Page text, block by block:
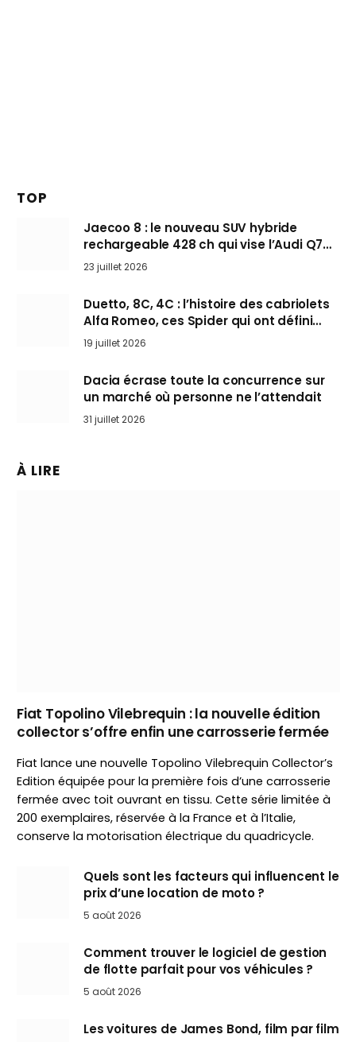
TOP
Jaecoo 8 : le nouveau SUV hybride
rechargeable 428 ch qui vise l’Audi Q7
arrive en Europe cet automne
23 juillet 2026
Duetto, 8C, 4C : l’histoire des cabriolets
Alfa Romeo, ces Spider qui ont défini
l’art de rouler cheveux au vent
19 juillet 2026
Dacia écrase toute la concurrence sur
un marché où personne ne l’attendait
31 juillet 2026
À LIRE
Fiat Topolino Vilebrequin : la nouvelle édition
collector s’offre enfin une carrosserie fermée
Fiat lance une nouvelle Topolino Vilebrequin Collector’s
Edition équipée pour la première fois d’une carrosserie
fermée avec toit ouvrant en tissu. Cette série limitée à
200 exemplaires, réservée à la France et à l’Italie,
conserve la motorisation électrique du quadricycle.
Quels sont les facteurs qui influencent le
prix d’une location de moto ?
5 août 2026
Comment trouver le logiciel de gestion
de flotte parfait pour vos véhicules ?
5 août 2026
Les voitures de James Bond, film par film